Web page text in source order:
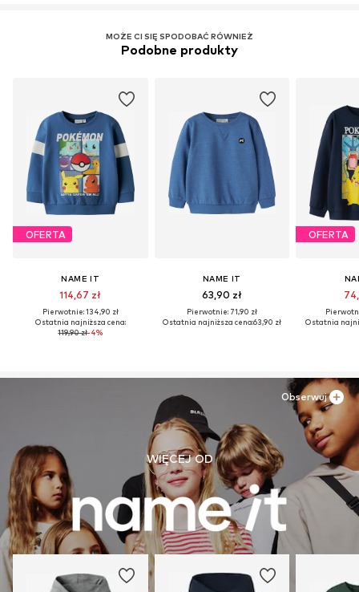
MOŻE CI SIĘ SPODOBAĆ RÓWNIEŻ
Podobne produkty
OFERTA
NAME IT
114,67 zł
Pierwotnie: 134,90 zł
Ostatnia najniższa cena:
119,90 zł-4%
NAME IT
63,90 zł
Pierwotnie: 71,90 zł
Ostatnia najniższa cena:63,90 zł
OFERTA
Ostatnia
WIĘCEJ OD
Obserwuj